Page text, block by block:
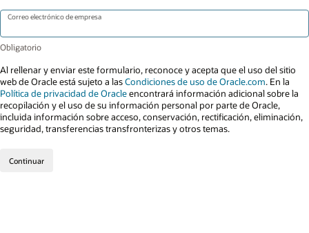
Correo electrónico de empresa
Al rellenar y enviar este formulario, reconoce y acepta que el uso del sitio
web de Oracle está sujeto a lasCondiciones de uso de Oracle.com. En la
Política de privacidad de Oracleencontrará información adicional sobre la
recopilación y el uso de su información personal por parte de Oracle,
incluida información sobre acceso, conservación, rectificación, eliminación,
seguridad, transferencias transfronterizas y otros temas.
Continuar